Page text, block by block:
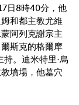
日8時40分，他
和都主教尤維
阿列克謝宗主
斯克的格爾摩
持。迪米特里·烏
墳場，他墓穴